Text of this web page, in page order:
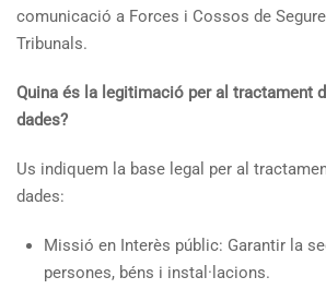
comunicació a Forces i Cossos de
Tribunals.
Quina és la legitimació per al tractament
dades?
Us indiquem la base legal per al
dades:
Missió en Interès públic: Garantir la
persones, béns i instal·lacions.